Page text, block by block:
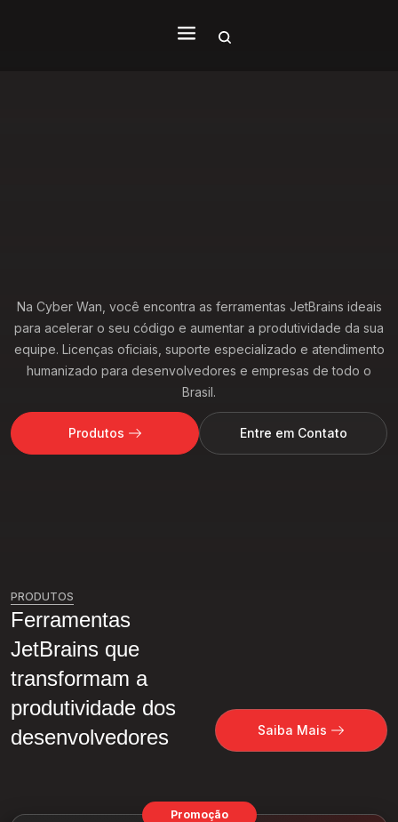
Na Cyber Wan, você encontra as ferramentas JetBrains ideais
para acelerar o seu código e aumentar a produtividade da sua
equipe. Licenças oficiais, suporte especializado e atendimento
humanizado para desenvolvedores e empresas de todo o
Brasil.
Produtos Entre em Contato
PRODUTOS
Ferramentas
JetBrains que
transformam a
produtividade dos
desenvolvedores
Saiba Mais
Promoção